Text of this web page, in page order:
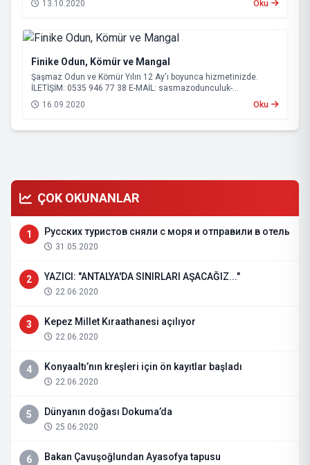
13.10.2020
Oku
Finike Odun, Kömür ve Mangal
Şaşmaz Odun ve Kömür Yılın 12 Ay'ı boyunca hizmetinizde.
İLETİŞİM: 0535 946 77 38 E-MAİL: sasmazodunculuk-
serik@hotmail.com
16.09.2020 Oku
ÇOK OKUNANLAR
1 Русских туристов сняли с моря и отправили в отель
31.05.2020
2 YAZICI: "ANTALYA'DA SINIRLARI AŞACAĞIZ..."
22.06.2020
3 Kepez Millet Kıraathanesi açılıyor
22.06.2020
4 Konyaaltı’nın kreşleri için ön kayıtlar başladı
22.06.2020
5 Dünyanın doğası Dokuma’da
25.06.2020
6 Bakan Çavuşoğlundan Ayasofya tapusu